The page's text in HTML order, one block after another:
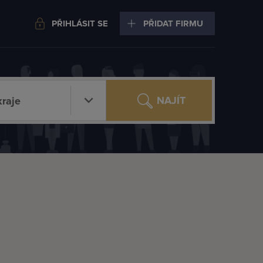
PŘIHLÁSIT SE PŘIDAT FIRMU
NAJÍT